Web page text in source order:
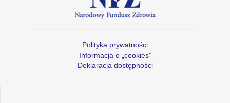
Polityka prywatności
Informacja o „cookies”
Deklaracja dostępności